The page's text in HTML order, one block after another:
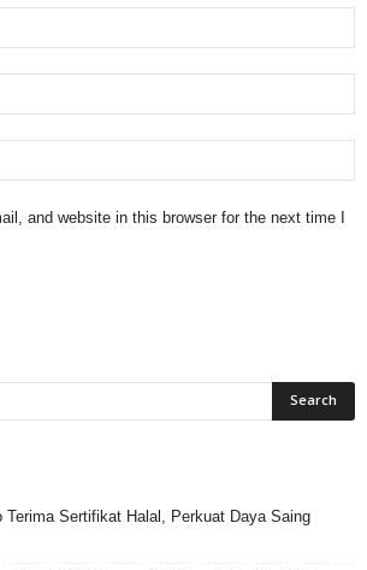
and website in this browser for the next time I
Terima Sertifikat Halal, Perkuat Daya Saing